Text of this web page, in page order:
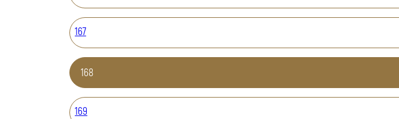
167
168
169